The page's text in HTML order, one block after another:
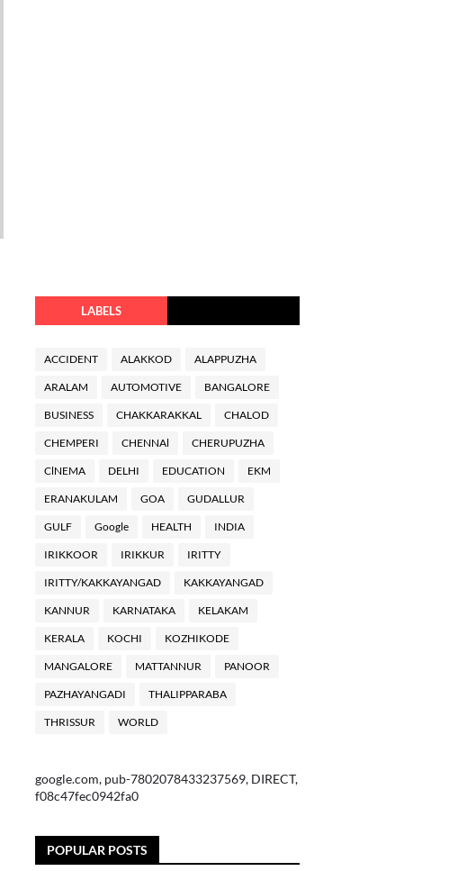
LABELS
ACCIDENT ALAKKOD ALAPPUZHA
ARALAM AUTOMOTIVE BANGALORE
BUSINESS CHAKKARAKKAL CHALOD
CHEMPERI CHENNAl CHERUPUZHA
ClNEMA DELHI EDUCATION EKM
ERANAKULAM GOA GUDALLUR
GULF Google HEALTH INDIA
IRIKKOOR IRIKKUR IRITTY
IRITTY/KAKKAYANGAD KAKKAYANGAD
KANNUR KARNATAKA KELAKAM
KERALA KOCHI KOZHIKODE
MANGALORE MATTANNUR PANOOR
PAZHAYANGADI THALIPPARABA
THRISSUR WORLD
google.com, pub-7802078433237569, DIRECT,
f08c47fec0942fa0
POPULAR POSTS